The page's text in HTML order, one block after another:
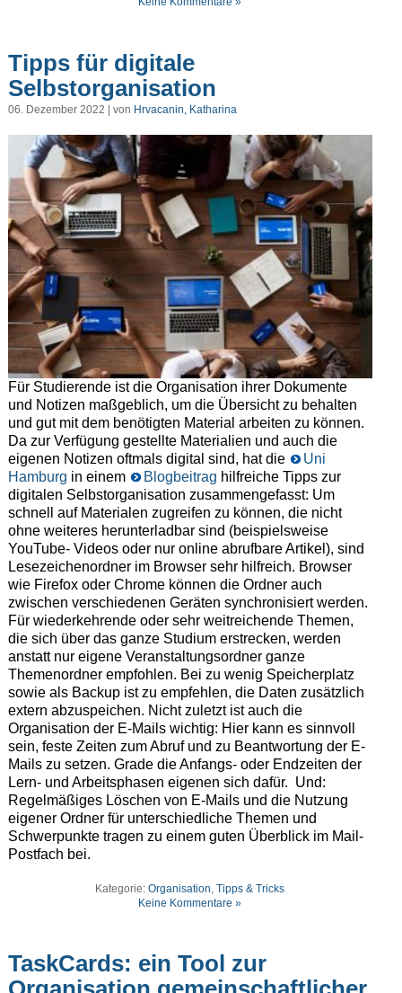
Tipps für digitale
Selbstorganisation
06. Dezember 2022 | von Hrvacanin, Katharina
Für Studierende ist die Organisation ihrer Dokumente
und Notizen maßgeblich, um die Übersicht zu behalten
und gut mit dem benötigten Material arbeiten zu können.
Da zur Verfügung gestellte Materialien und auch die
eigenen Notizen oftmals digital sind, hat die
Uni
Hamburg in einem Blogbeitrag hilfreiche Tipps zur
digitalen Selbstorganisation zusammengefasst: Um
schnell auf Materialen zugreifen zu können, die nicht
ohne weiteres herunterladbar sind (beispielsweise
YouTube- Videos oder nur online abrufbare Artikel), sind
Lesezeichenordner im Browser sehr hilfreich. Browser
wie Firefox oder Chrome können die Ordner auch
zwischen verschiedenen Geräten synchronisiert werden.
Für wiederkehrende oder sehr weitreichende Themen,
die sich über das ganze Studium erstrecken, werden
anstatt nur eigene Veranstaltungsordner ganze
Themenordner empfohlen. Bei zu wenig Speicherplatz
sowie als Backup ist zu empfehlen, die Daten zusätzlich
extern abzuspeichen. Nicht zuletzt ist auch die
Organisation der E-Mails wichtig: Hier kann es sinnvoll
sein, feste Zeiten zum Abruf und zu Beantwortung der E-
Mails zu setzen. Grade die Anfangs- oder Endzeiten der
Lern- und Arbeitsphasen eigenen sich dafür. Und:
Regelmäßiges Löschen von E-Mails und die Nutzung
eigener Ordner für unterschiedliche Themen und
Schwerpunkte tragen zu einem guten Überblick im Mail-
Postfach bei.
Kategorie:Organisation,Tipps & Tricks
Keine Kommentare »
TaskCards: ein Tool zur